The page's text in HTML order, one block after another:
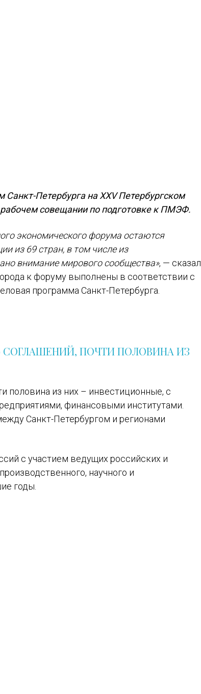
Петербурга на XXV Петербургском
совещании по подготовке к ПМЭФ.
экономического форума остаются
из 69 стран, в том числе из
внимание мирового сообщества», — сказал
к форуму выполнены в соответствии с
программа Санкт-Петербурга.
СОГЛАШЕНИЙ, ПОЧТИ ПОЛОВИНА ИЗ
половина из них – инвестиционные, с
финансовыми институтами.
Санкт-Петербургом и регионами
с участием ведущих российских и
научного и
годы.